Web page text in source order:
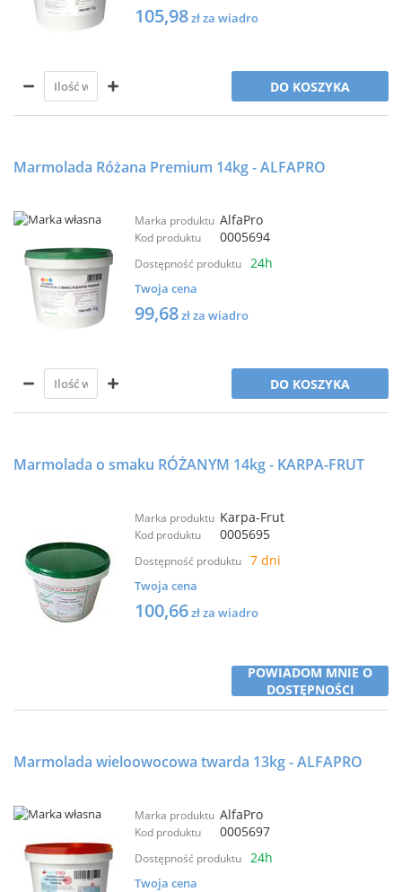
105,98zł za wiadro
DO KOSZYKA
Marmolada Różana Premium 14kg - ALFAPRO
Marka produktu AlfaPro
Kod produktu 0005694
Dostępność produktu 24h
Twoja cena
99,68zł za wiadro
DO KOSZYKA
Marmolada o smaku RÓŻANYM 14kg - KARPA-FRUT
Marka produktu Karpa-Frut
Kod produktu 0005695
Dostępność produktu 7 dni
Twoja cena
100,66zł za wiadro
POWIADOM MNIE O
DOSTĘPNOŚCI
Marmolada wieloowocowa twarda 13kg - ALFAPRO
Marka produktu AlfaPro
Kod produktu 0005697
Dostępność produktu 24h
Twoja cena